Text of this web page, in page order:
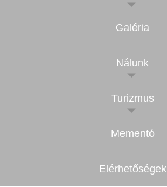
Galéria
Nálunk
Turizmus
Mementó
Elérhetőségek